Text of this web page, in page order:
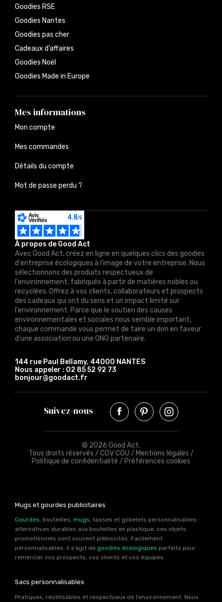
À propos de Good Act
Avec Good Act, créez en ligne en quelques clics des goodies
d'entreprise écologiques à l'image de votre entreprise. Nous
sélectionnons des produits respectueux de
l'environnement, fabriqués à partir de matières nobles ou
recyclées. Offrez à vos clients, collaborateurs et prospects
des cadeaux qui ont du sens et un impact limité sur
l'environnement. Parce que le soutien des causes
environnementales et sociales nous semble important,
chaque commande vous permet de faire un don en faveur
d'une association ou une ONG partenaire.
144 rue Paul Bellamy, 44000 NANTES
Nous appeler : 02 85 52 92 73
bonjour@goodact.fr
Goodies RSE
Goodies Nantes
Goodies pas cher
Cadeaux d’affaires
Goodies Noël
Goodies Made in Europe
Mes informations
Mon compte
Mes commandes
Détails du compte
Mot de passe perdu ?
Suivez-nous
© 2026 Good Act.
Tous droits réservés / CGV CGU / Mentions légales /
Politique de confidentialité / Préférences cookies
Mugs et gourdes publicitaires
Gourdes, bouteilles, mugs, tasses et gobelets personnalisables :
alternatives durables aux bouteilles en plastique, ces objets
promotionnels sont souvent plébiscités. Facilement
personnalisables, il s’agit de goodies écologiques parfaits pour
remercier vos prospects, vos clients et vos équipes.
Sacs personnalisables
Pratiques, réutilisables et respectueux de l’environnement. Nous